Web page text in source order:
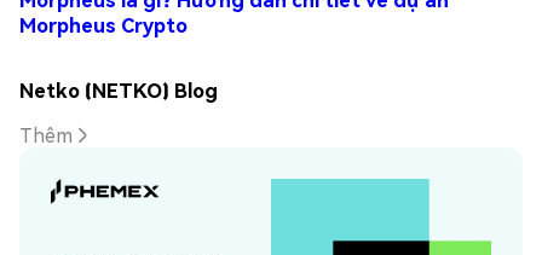
Morpheus Crypto
Netko (NETKO) Blog
Thêm